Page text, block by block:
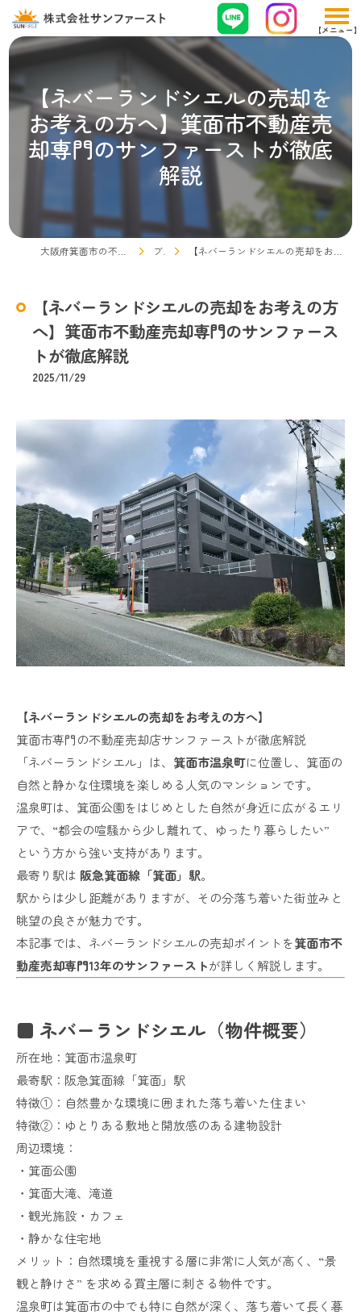
【ネバーランドシエルの売却を
お考えの方へ】箕面市不動産売
却専門のサンファーストが徹底
解説
ブログ 【ネバーランドシエルの売却をお考えの方へ】箕面市不動産売却専門のサンファーストが徹底解説
【ネバーランドシエルの売却をお考えの方
へ】箕面市不動産売却専門のサンファース
トが徹底解説
2025/11/29
【ネバーランドシエルの売却をお考えの方へ】
箕面市専門の不動産売却店サンファーストが徹底解説
「ネバーランドシエル」は、 箕面市温泉町に位置し、箕面の
自然と静かな住環境を楽しめる人気のマンションです。
温泉町は、箕面公園をはじめとした自然が身近に広がるエリ
アで、“都会の喧騒から少し離れて、ゆったり暮らしたい”
という方から強い支持があります。
最寄り駅は 阪急箕面線「箕面」駅。
駅からは少し距離がありますが、その分落ち着いた街並みと
眺望の良さが魅力です。
本記事では、ネバーランドシエルの売却ポイントを箕面市不
動産売却専門13年のサンファーストが詳しく解説します。
■ ネバーランドシエル（物件概要）
所在地：箕面市温泉町
最寄駅：阪急箕面線「箕面」駅
特徴①：自然豊かな環境に囲まれた落ち着いた住まい
特徴②：ゆとりある敷地と開放感のある建物設計
周辺環境：
・箕面公園
・箕面大滝、滝道
・観光施設・カフェ
・静かな住宅地
メリット：自然環境を重視する層に非常に人気が高く、“景
観と静けさ” を求める買主層に刺さる物件です。
温泉町は箕面市の中でも特に自然が深く、落ち着いて長く暮